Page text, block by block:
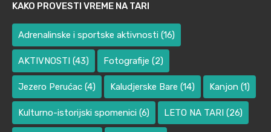
KAKO PROVESTI VREME NA TARI
Adrenalinske i sportske aktivnosti (16)
AKTIVNOSTI (43) Fotografije (2)
Jezero Perućac (4) Kaludjerske Bare (14) Kanjon (1)
Kulturno-istorijski spomenici (6) LETO NA TARI (26)